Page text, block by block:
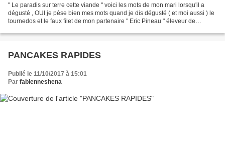
" Le paradis sur terre cette viande " voici les mots de mon mari lorsqu'il a
dégusté , OUI je pèse bien mes mots quand je dis dégusté ( et moi aussi ) le
tournedos et le faux filet de mon partenaire " Eric Pineau " éleveur de
PANCAKES RAPIDES
Publié le 11/10/2017 à 15:01
Par fabienneshena